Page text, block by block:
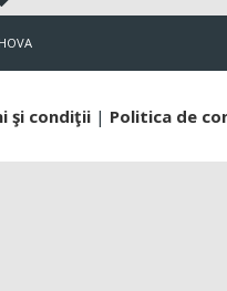
şi condiţii | Politica de